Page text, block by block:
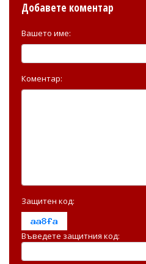
Добавете коментар
Вашето име:
Коментар:
Защитен код:
Въведете защитния код: